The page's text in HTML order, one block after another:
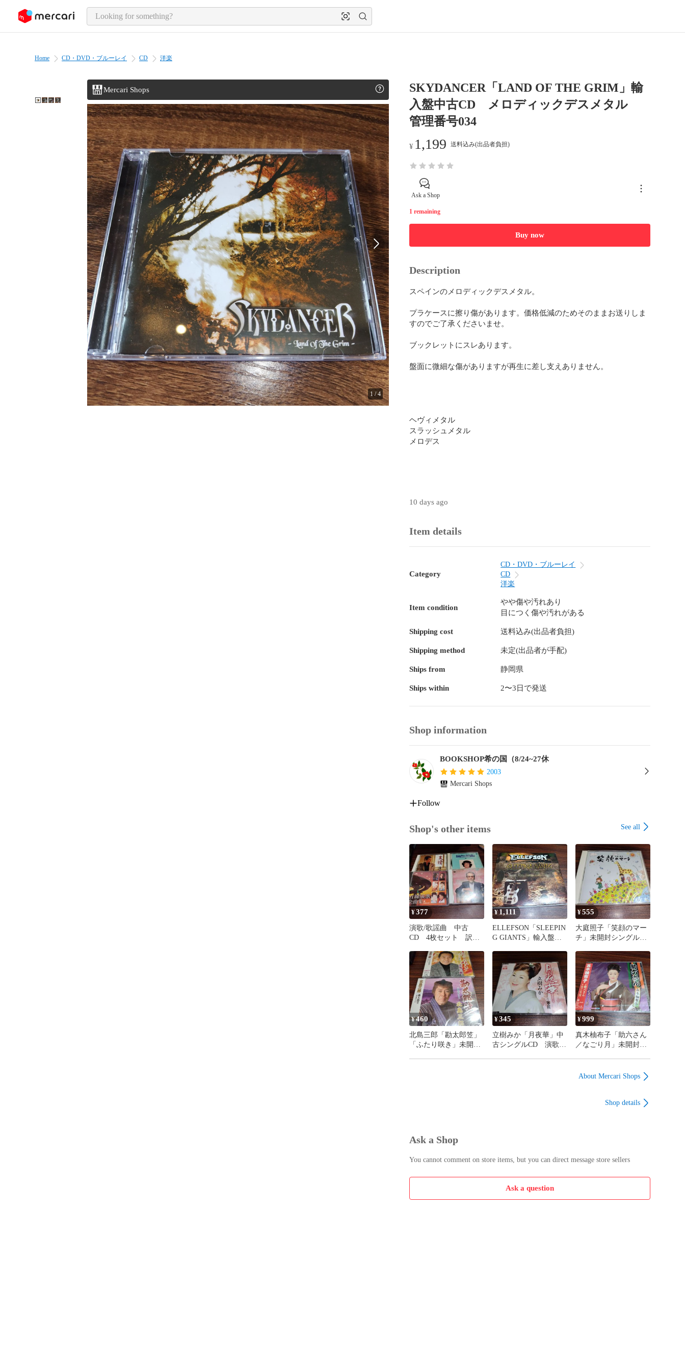
page content
Home CD・DVD・ブルーレイ CD 洋楽
Mercari Shops
1/4
SKYDANCER「LAND OF THE GRIM」輸
入盤中古CD メロディックデスメタル
管理番号034
¥ 1,199 送料込み(出品者負担)
Ask a Shop
1 remaining
Buy now
Description
スペインのメロディックデスメタル。
プラケースに擦り傷があります。価格低減のためそのままお送りしま
すのでご了承くださいませ。
ブックレットにスレあります。
盤面に微細な傷がありますが再生に差し支えありません。
ヘヴィメタル
スラッシュメタル
メロデス
10 days ago
Item details
Category
CD・DVD・ブルーレイ
CD
洋楽
Item condition
やや傷や汚れあり
目につく傷や汚れがある
Shipping cost 送料込み(出品者負担)
Shipping method 未定(出品者が手配)
Ships from 静岡県
Ships within 2〜3日で発送
Shop information
BOOKSHOP希の国（8/24~27休
2003
Mercari Shops
Follow
Shop's other items See all
¥377
演歌/歌謡曲 中古
CD 4枚セット 訳あ
号260807-312
¥1,111
ELLEFSON「SLEEPIN
G GIANTS」輸入盤中
200
¥555
大庭照子「笑顔のマー
チ」未開封シングル
260807-200
¥460
北島三郎「勘太郎笠」
「ふたり咲き」未開封
¥345
立樹みか「月夜華」中
古シングルCD 演歌/
¥999
真木柚布子「助六さん
／なごり月」未開封シ
200
About Mercari Shops
Shop details
Ask a Shop
You cannot comment on store items, but you can direct message store sellers
Ask a question